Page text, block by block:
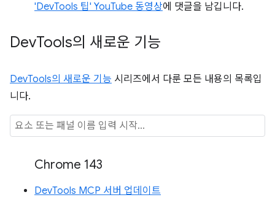
'DevTools 팁' YouTube 동영상에 댓글을 남깁니다.
DevTools의 새로운 기능
DevTools의 새로운 기능 시리즈에서 다룬 모든 내용의 목록입
니다.
Chrome 143
DevTools MCP 서버 업데이트